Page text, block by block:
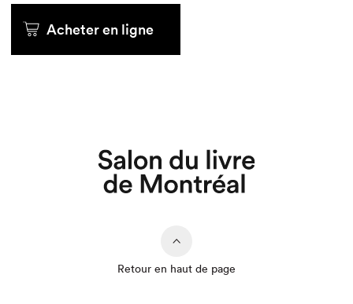
Acheter en ligne
Acheter en ligne
Acheter en ligne
Acheter en ligne
Acheter en ligne
Acheter en ligne
Retour en haut de page